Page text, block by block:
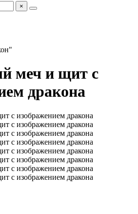
×
меч и щит с
дракона